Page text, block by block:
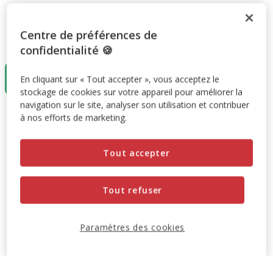
Taille:100cm
100cm
18.89€
Promotion disponible
-10% sur votre première commande* avec votre Carte
Animalis. Offre non cumulable aux autres promotions en
cours. Voir conditions
Prix 18.89€
18.89€
Centre de préférences de
confidentialité 🍪
En cliquant sur « Tout accepter », vous acceptez le
stockage de cookies sur votre appareil pour améliorer la
navigation sur le site, analyser son utilisation et contribuer
à nos efforts de marketing.
Tout refuser
Tout accepter
Paramètres des cookies